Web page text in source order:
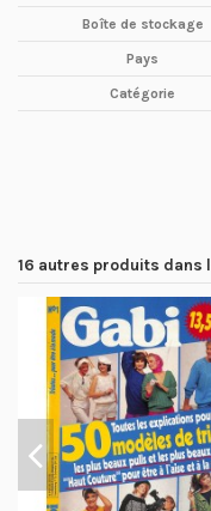
Boîte de stockage
Pays
Catégorie
16 autres produits dans